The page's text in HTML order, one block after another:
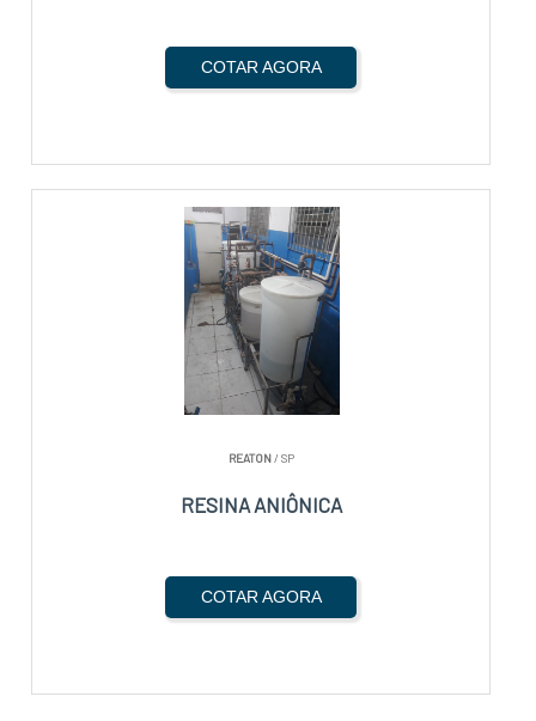
COTAR AGORA
REATON/ SP
RESINA ANIÔNICA
COTAR AGORA